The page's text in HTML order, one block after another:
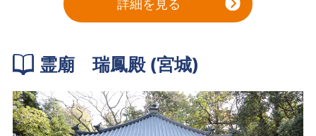
詳細を見る
霊廟 瑞鳳殿 (宮城)